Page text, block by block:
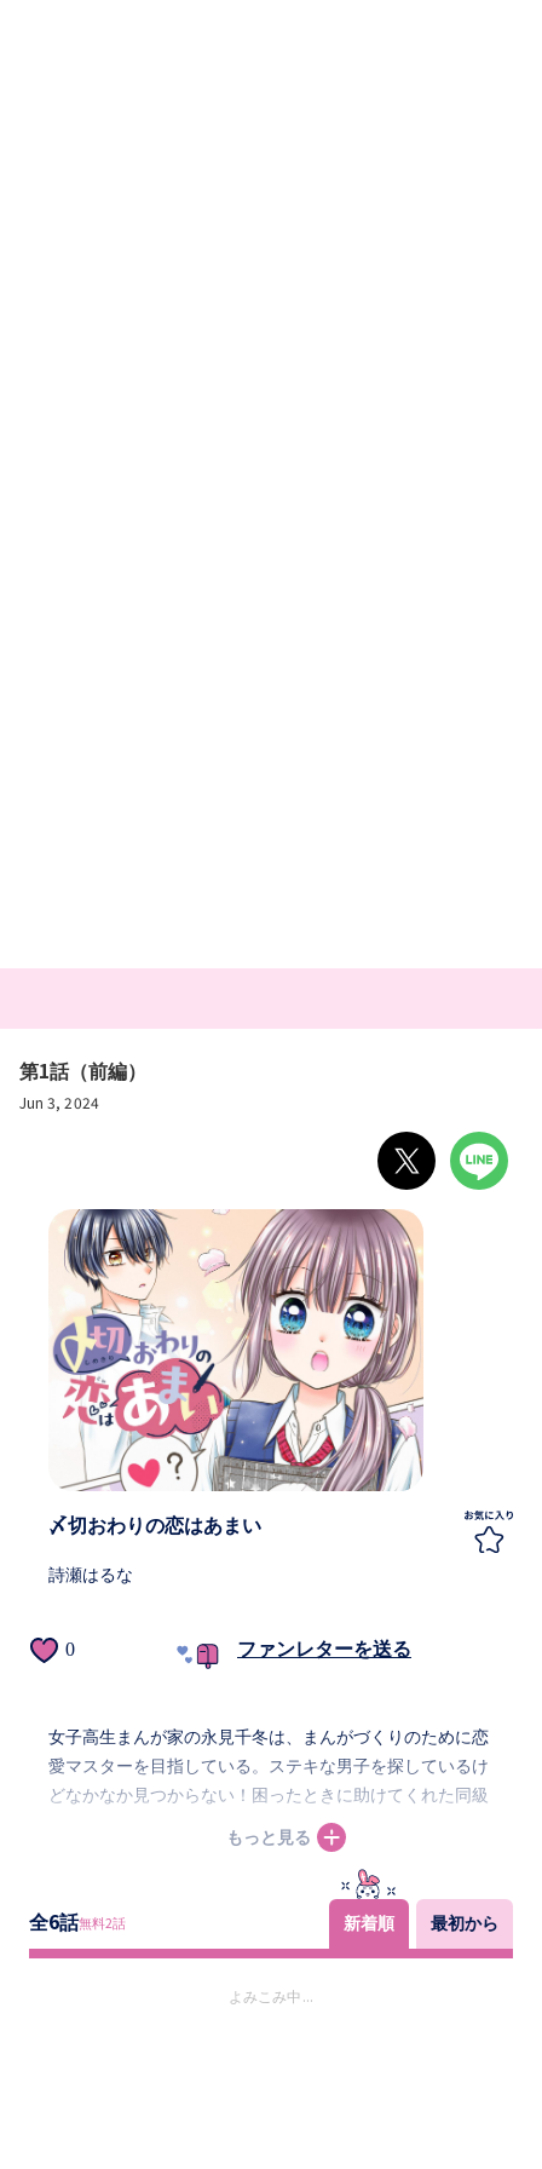
第1話（前編）
Jun 3, 2024
〆切おわりの恋はあまい
詩瀬はるな
0 ファンレターを送る
女子高生まんが家の永見千冬は、まんがづくりのために恋
愛マスターを目指している。ステキな男子を探しているけ
どなかなか見つからない！困ったときに助けてくれた同級
生の秋葉くんがだんだん気になり始めて…。
もっと見る
全6話無料2話 新着順 最初から
よみこみ中...